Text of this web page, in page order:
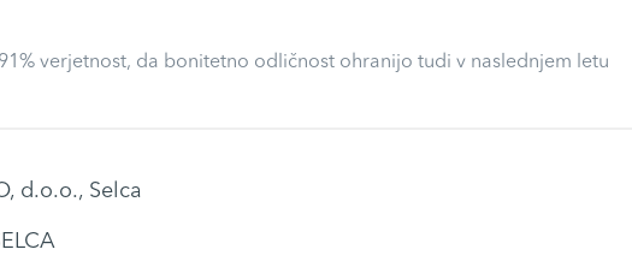
verjetnost, da bonitetno odličnost ohranijo tudi v naslednjem letu
d.o.o., Selca